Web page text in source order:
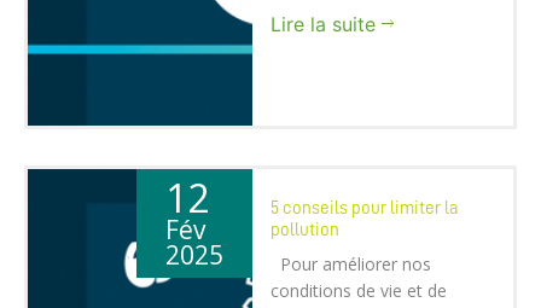
Lire la suite
12
Fév
2025
5 conseils pour limiter la
pollution
Pour améliorer nos
conditions de vie et de